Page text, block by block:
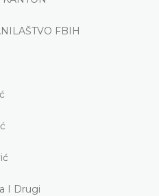
FBIH
I Drugi